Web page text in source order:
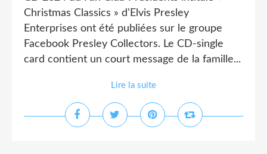
Christmas Classics » d'Elvis Presley
Enterprises ont été publiées sur le groupe
Facebook Presley Collectors. Le CD-single
card contient un court message de la famille...
Lire la suite